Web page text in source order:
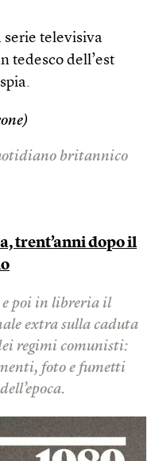
serie televisiva
tedesco dell’est
britannico
trent’anni dopo il
e poi in libreria il
extra sulla caduta
regimi comunisti:
foto e fumetti